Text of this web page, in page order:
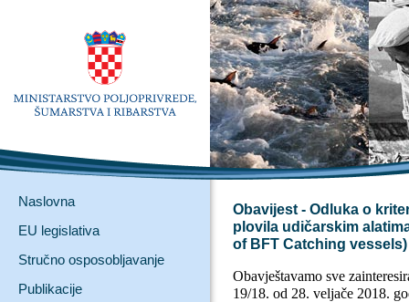
Naslovna
EU legislativa
Stručno osposobljavanje
Publikacije
Obavijest - Odluka o
plovila udičarskim
of BFT Catching
Obavještavamo sve
19/18. od 28. veljače 2018.